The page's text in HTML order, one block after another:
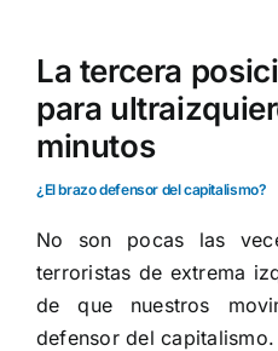
La tercera
para
minutos
¿El brazo defensor del capitalismo?
No son pocas las
terroristas de extrema
de que nuestros
defensor del capitalismo.